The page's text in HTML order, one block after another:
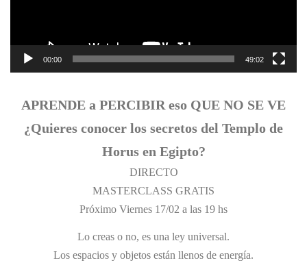
00:00 49:02
APRENDE a PERCIBIR eso QUE NO SE VE
¿Quieres conocer los secretos del Templo de
Horus en Egipto?
DIRECTO
MASTERCLASS GRATIS
Próximo Viernes 17/02 a las 19 hs
Lo creas o no, es una ley universal.
Los espacios y objetos están llenos de energía.